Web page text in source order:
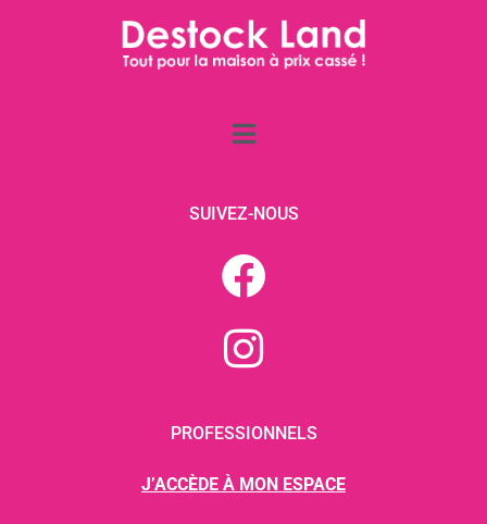
SUIVEZ-NOUS
PROFESSIONNELS
J’ACCÈDE À MON ESPACE